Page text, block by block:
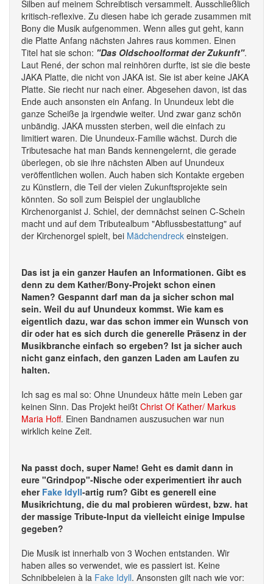
Silben auf meinem Schreibtisch versammelt. Ausschließlich
kritisch-reflexive. Zu diesen habe ich gerade zusammen mit
Bony die Musik aufgenommen. Wenn alles gut geht, kann
die Platte Anfang nächsten Jahres raus kommen. Einen
Titel hat sie schon: "Das Oldschoolformat der Zukunft".
Laut René, der schon mal reinhören durfte, ist sie die beste
JAKA Platte, die nicht von JAKA ist. Sie ist aber keine JAKA
Platte. Sie riecht nur nach einer. Abgesehen davon, ist das
Ende auch ansonsten ein Anfang. In Unundeux lebt die
ganze Scheiße ja irgendwie weiter. Und zwar ganz schön
unbändig. JAKA mussten sterben, weil die einfach zu
limitiert waren. Die Unundeux-Familie wächst. Durch die
Tributesache hat man Bands kennengelernt, die gerade
überlegen, ob sie ihre nächsten Alben auf Unundeux
veröffentlichen wollen. Auch haben sich Kontakte ergeben
zu Künstlern, die Teil der vielen Zukunftsprojekte sein
könnten. So soll zum Beispiel der unglaubliche
Kirchenorganist J. Schiel, der demnächst seinen C-Schein
macht und auf dem Tributealbum "Abflussbestattung" auf
der Kirchenorgel spielt, bei Mädchendreck einsteigen.
Das ist ja ein ganzer Haufen an Informationen. Gibt es
denn zu dem Kather/Bony-Projekt schon einen
Namen? Gespannt darf man da ja sicher schon mal
sein. Weil du auf Unundeux kommst. Wie kam es
eigentlich dazu, war das schon immer ein Wunsch von
dir oder hat es sich durch die generelle Präsenz in der
Musikbranche einfach so ergeben? Ist ja sicher auch
nicht ganz einfach, den ganzen Laden am Laufen zu
halten.
Ich sag es mal so: Ohne Unundeux hätte mein Leben gar
keinen Sinn. Das Projekt heißt Christ Of Kather/ Markus
Maria Hoff. Einen Bandnamen auszusuchen war nun
wirklich keine Zeit.
Na passt doch, super Name! Geht es damit dann in
eure "Grindpop"-Nische oder experimentiert ihr auch
eher Fake Idyll-artig rum? Gibt es generell eine
Musikrichtung, die du mal probieren würdest, bzw. hat
der massige Tribute-Input da vielleicht einige Impulse
gegeben?
Die Musik ist innerhalb von 3 Wochen entstanden. Wir
haben alles so verwendet, wie es passiert ist. Keine
Schnibbeleien à la Fake Idyll. Ansonsten gilt nach wie vor: